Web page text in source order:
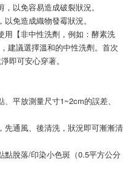
以免容易造成破裂狀況。
免造成織物發霉狀況。
建議選擇溫和的中性洗劑。首次
即可安心穿著。